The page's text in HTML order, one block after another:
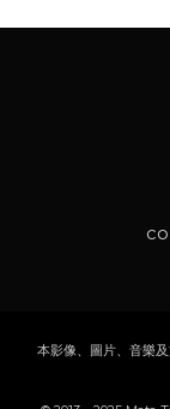
本影像、圖片、音樂